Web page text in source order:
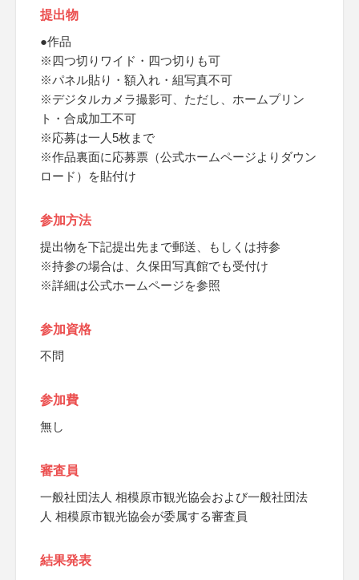
提出物
●作品
※四つ切りワイド・四つ切りも可
※パネル貼り・額入れ・組写真不可
※デジタルカメラ撮影可、ただし、ホームプリン
ト・合成加工不可
※応募は一人5枚まで
※作品裏面に応募票（公式ホームページよりダウン
ロード）を貼付け
参加方法
提出物を下記提出先まで郵送、もしくは持参
※持参の場合は、久保田写真館でも受付け
※詳細は公式ホームページを参照
参加資格
不問
参加費
無し
審査員
一般社団法人 相模原市観光協会および一般社団法
人 相模原市観光協会が委属する審査員
結果発表